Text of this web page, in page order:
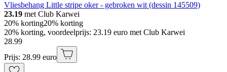
Vliesbehang Little stripe oker - gebroken wit (dessin 145509)
23.19 met Club Karwei
20% korting20% korting
20% korting, voordeelprijs: 23.19 euro met Club Karwei
28.99
Prijs: 28.99 euro